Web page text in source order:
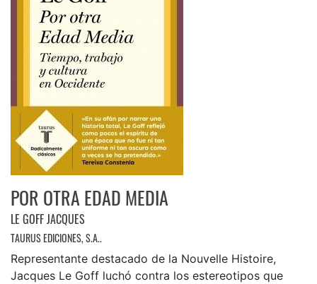
POR OTRA EDAD MEDIA
LE GOFF JACQUES
TAURUS EDICIONES, S.A..
Representante destacado de la Nouvelle Histoire,
Jacques Le Goff luchó contra los estereotipos que